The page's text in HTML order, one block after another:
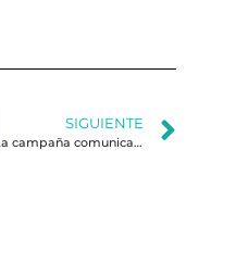
SIGUIENTE
La campaña comunicacional Lula Livre. Entrevista con Breno Altman